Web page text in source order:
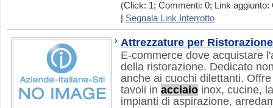
(Click: 1; Commenti: 0; Link aggiunto:
Segnala Link Interrotto
Attrezzature per Ristorazione
E-commerce dove acquistare
della ristorazione. Dedicato
anche ai cuochi dilettanti.
tavoli in acciaio inox, cucine,
impianti di aspirazione,